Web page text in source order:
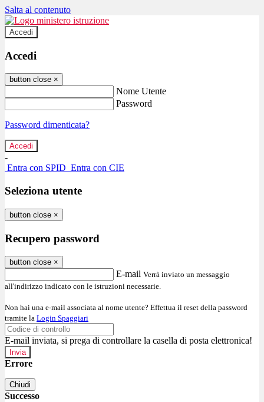
Salta al contenuto
Accedi
Accedi
button close ×
Nome Utente
Password
Password dimenticata?
-
Entra con SPID Entra con CIE
Seleziona utente
button close ×
Recupero password
button close ×
E-mail Verrà inviato un messaggio
all'indirizzo indicato con le istruzioni necessarie.
Non hai una e-mail associata al nome utente? Effettua il reset della password
tramite la Login Spaggiari
E-mail inviata, si prega di controllare la casella di posta elettronica!
Errore
Chiudi
Successo